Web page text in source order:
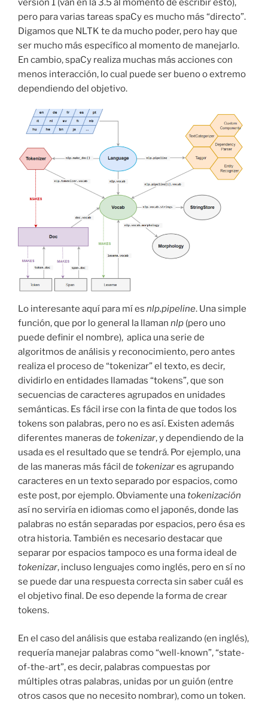
versión 1 (van en la 3.5 al momento de escribir esto),
pero para varias tareas spaCy es mucho más “directo”.
Digamos que NLTK te da mucho poder, pero hay que
ser mucho más específico al momento de manejarlo.
En cambio, spaCy realiza muchas más acciones con
menos interacción, lo cual puede ser bueno o extremo
dependiendo del objetivo.
Lo interesante aquí para mí es nlp.pipeline. Una simple
función, que por lo general la llaman nlp (pero uno
puede definir el nombre), aplica una serie de
algoritmos de análisis y reconocimiento, pero antes
realiza el proceso de “tokenizar” el texto, es decir,
dividirlo en entidades llamadas “tokens”, que son
secuencias de caracteres agrupados en unidades
semánticas. Es fácil irse con la finta de que todos los
tokens son palabras, pero no es así. Existen además
diferentes maneras de tokenizar, y dependiendo de la
usada es el resultado que se tendrá. Por ejemplo, una
de las maneras más fácil de tokenizares agrupando
caracteres en un texto separado por espacios, como
este post, por ejemplo. Obviamente unatokenización
así no serviría en idiomas como el japonés, donde las
palabras no están separadas por espacios, pero ésa es
otra historia. También es necesario destacar que
separar por espacios tampoco es una forma ideal de
tokenizar, incluso lenguajes como inglés, pero en sí no
se puede dar una respuesta correcta sin saber cuál es
el objetivo final. De eso depende la forma de crear
tokens.
En el caso del análisis que estaba realizando (en inglés),
requería manejar palabras como “well-known”, “state-
of-the-art”, es decir, palabras compuestas por
múltiples otras palabras, unidas por un guión (entre
otros casos que no necesito nombrar), como un token.